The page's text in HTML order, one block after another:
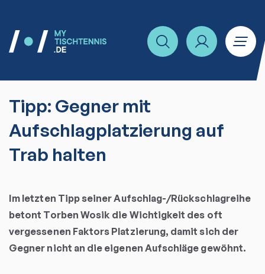
Tipp: Gegner mit
Aufschlagplatzierung auf
Trab halten
Im letzten Tipp seiner Aufschlag-/Rückschlagreihe
betont Torben Wosik die Wichtigkeit des oft
vergessenen Faktors Platzierung, damit sich der
Gegner nicht an die eigenen Aufschläge gewöhnt.